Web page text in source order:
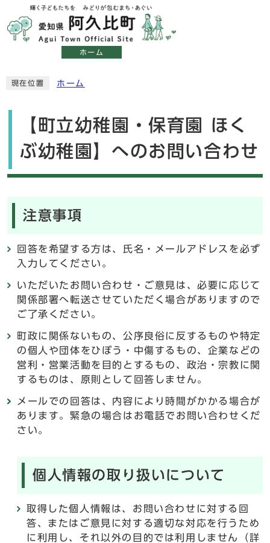
ホーム
現在位置 ホーム
【町立幼稚園・保育園 ほく
ぶ幼稚園】へのお問い合わせ
注意事項
回答を希望する方は、氏名・メールアドレスを必ず
入力してください。
いただいたお問い合わせ・ご意見は、必要に応じて
関係部署へ転送させていただく場合がありますので
ご了承ください。
町政に関係ないもの、公序良俗に反するものや特定
の個人や団体をひぼう・中傷するもの、企業などの
営利・営業活動を目的とするもの、政治・宗教に関
するものは、原則として回答しません。
メールでの回答は、内容により時間がかかる場合が
あります。緊急の場合はお電話でお問い合わせくだ
さい。
個人情報の取り扱いについて
取得した個人情報は、お問い合わせに対する回
答、またはご意見に対する適切な対応を行うため
に利用し、それ以外の目的では利用しません（詳